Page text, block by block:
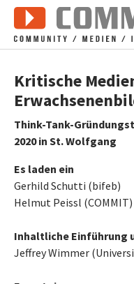
Zum Hauptinhalt springen
Kritische
Think-Tank-
2020 in St. Wolfgang
Es laden ein
Gerhild Schutti (bifeb)
Helmut Peissl (COMMIT)
Inhaltliche Einführung
Jeffrey Wimmer